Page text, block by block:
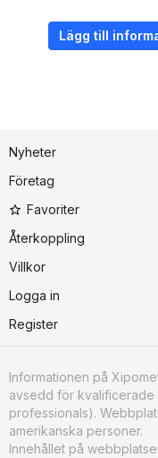
Lägg till
Nyheter
Företag
Favoriter
Återkoppling
Villkor
Logga in
Register
Informationen på
avsedd för kvalificerade
professionals).
amerikanska personer.
Innehållet på